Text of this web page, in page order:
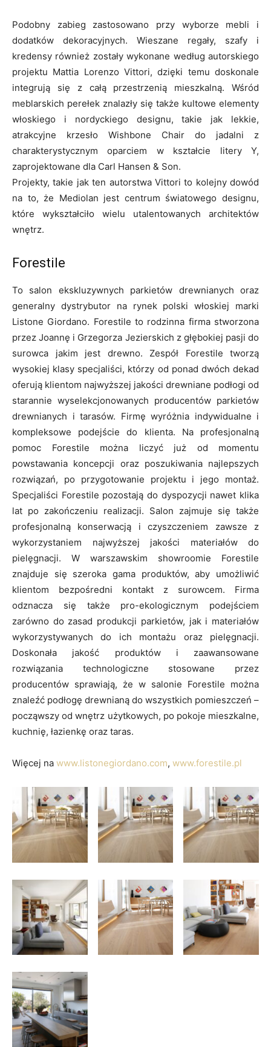
Podobny zabieg zastosowano przy wyborze mebli i
dodatków dekoracyjnych. Wieszane regały, szafy i
kredensy również zostały wykonane według autorskiego
projektu Mattia Lorenzo Vittori, dzięki temu doskonale
integrują się z całą przestrzenią mieszkalną. Wśród
meblarskich perełek znalazły się także kultowe elementy
włoskiego i nordyckiego designu, takie jak lekkie,
atrakcyjne krzesło Wishbone Chair do jadalni z
charakterystycznym oparciem w kształcie litery Y,
zaprojektowane dla Carl Hansen & Son.
Projekty, takie jak ten autorstwa Vittori to kolejny dowód
na to, że Mediolan jest centrum światowego designu,
które wykształciło wielu utalentowanych architektów
wnętrz.
Forestile
To salon ekskluzywnych parkietów drewnianych oraz
generalny dystrybutor na rynek polski włoskiej marki
Listone Giordano. Forestile to rodzinna firma stworzona
przez Joannę i Grzegorza Jezierskich z głębokiej pasji do
surowca jakim jest drewno. Zespół Forestile tworzą
wysokiej klasy specjaliści, którzy od ponad dwóch dekad
oferują klientom najwyższej jakości drewniane podłogi od
starannie wyselekcjonowanych producentów parkietów
drewnianych i tarasów. Firmę wyróżnia indywidualne i
kompleksowe podejście do klienta. Na profesjonalną
pomoc Forestile można liczyć już od momentu
powstawania koncepcji oraz poszukiwania najlepszych
rozwiązań, po przygotowanie projektu i jego montaż.
Specjaliści Forestile pozostają do dyspozycji nawet klika
lat po zakończeniu realizacji. Salon zajmuje się także
profesjonalną konserwacją i czyszczeniem zawsze z
wykorzystaniem najwyższej jakości materiałów do
pielęgnacji. W warszawskim showroomie Forestile
znajduje się szeroka gama produktów, aby umożliwić
klientom bezpośredni kontakt z surowcem. Firma
odznacza się także pro-ekologicznym podejściem
zarówno do zasad produkcji parkietów, jak i materiałów
wykorzystywanych do ich montażu oraz pielęgnacji.
Doskonała jakość produktów i zaawansowane
rozwiązania technologiczne stosowane przez
producentów sprawiają, że w salonie Forestile można
znaleźć podłogę drewnianą do wszystkich pomieszczeń –
począwszy od wnętrz użytkowych, po pokoje mieszkalne,
kuchnię, łazienkę oraz taras.
Więcej na www.listonegiordano.com, www.forestile.pl